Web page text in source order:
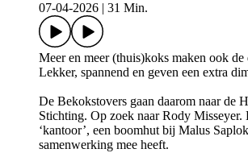
07-04-2026
31 Min.
Meer en meer (thuis)koks maken ook de
Lekker, spannend en geven een extra
De Bekokstovers gaan daarom naar de
Stichting. Op zoek naar Rody
‘kantoor’, een boomhut bij Malus
samenwerking mee heeft.